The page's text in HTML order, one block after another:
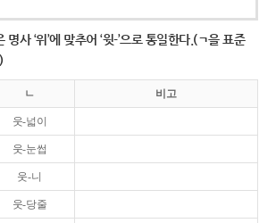
명사 ‘위’에 맞추어 ‘윗-’으로 통일한다.(ㄱ을 표준
ㄴ 비고
웃-넓이
웃-눈썹
웃-니
웃-당줄